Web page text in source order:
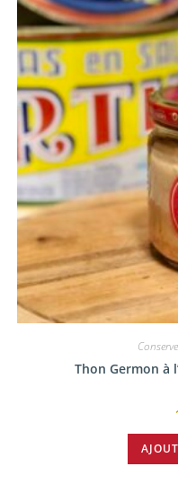
Thon Germon à